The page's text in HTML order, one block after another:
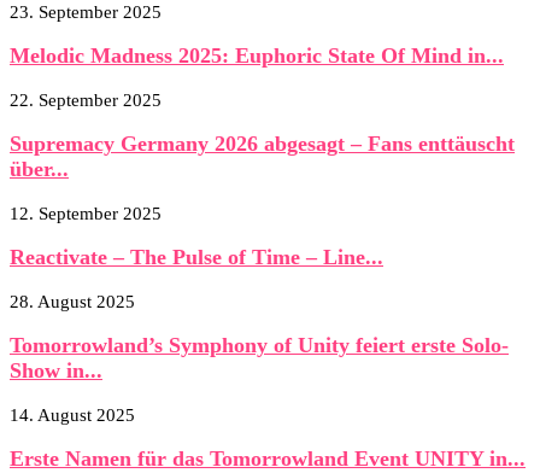
23. September 2025
Melodic Madness 2025: Euphoric State Of Mind in...
22. September 2025
Supremacy Germany 2026 abgesagt – Fans enttäuscht
über...
12. September 2025
Reactivate – The Pulse of Time – Line...
28. August 2025
Tomorrowland’s Symphony of Unity feiert erste Solo-
Show in...
14. August 2025
Erste Namen für das Tomorrowland Event UNITY in...